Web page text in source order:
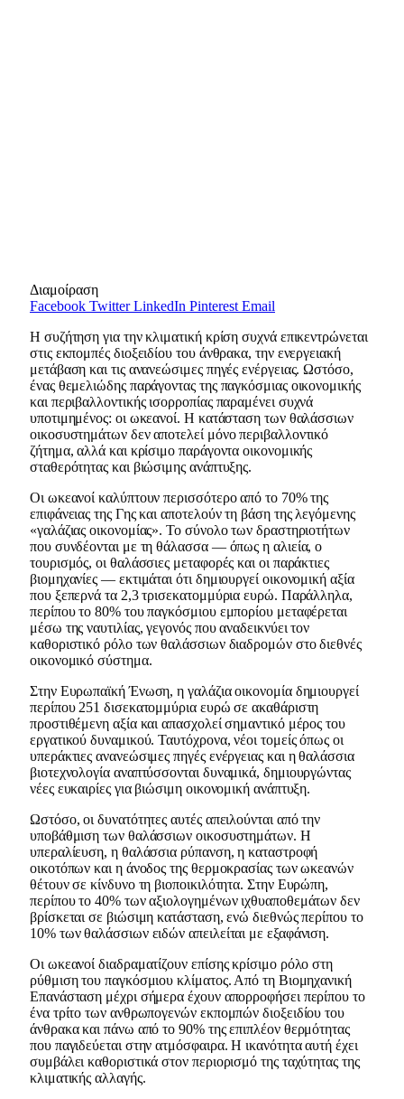
Διαμοίραση
Facebook Twitter LinkedIn Pinterest Email
Η συζήτηση για την κλιματική κρίση συχνά επικεντρώνεται
στις εκπομπές διοξειδίου του άνθρακα, την ενεργειακή
μετάβαση και τις ανανεώσιμες πηγές ενέργειας. Ωστόσο,
ένας θεμελιώδης παράγοντας της παγκόσμιας οικονομικής
και περιβαλλοντικής ισορροπίας παραμένει συχνά
υποτιμημένος: οι ωκεανοί. Η κατάσταση των θαλάσσιων
οικοσυστημάτων δεν αποτελεί μόνο περιβαλλοντικό
ζήτημα, αλλά και κρίσιμο παράγοντα οικονομικής
σταθερότητας και βιώσιμης ανάπτυξης.
Οι ωκεανοί καλύπτουν περισσότερο από το 70% της
επιφάνειας της Γης και αποτελούν τη βάση της λεγόμενης
«γαλάζιας οικονομίας». Το σύνολο των δραστηριοτήτων
που συνδέονται με τη θάλασσα — όπως η αλιεία, ο
τουρισμός, οι θαλάσσιες μεταφορές και οι παράκτιες
βιομηχανίες — εκτιμάται ότι δημιουργεί οικονομική αξία
που ξεπερνά τα 2,3 τρισεκατομμύρια ευρώ. Παράλληλα,
περίπου το 80% του παγκόσμιου εμπορίου μεταφέρεται
μέσω της ναυτιλίας, γεγονός που αναδεικνύει τον
καθοριστικό ρόλο των θαλάσσιων διαδρομών στο διεθνές
οικονομικό σύστημα.
Στην Ευρωπαϊκή Ένωση, η γαλάζια οικονομία δημιουργεί
περίπου 251 δισεκατομμύρια ευρώ σε ακαθάριστη
προστιθέμενη αξία και απασχολεί σημαντικό μέρος του
εργατικού δυναμικού. Ταυτόχρονα, νέοι τομείς όπως οι
υπεράκτιες ανανεώσιμες πηγές ενέργειας και η θαλάσσια
βιοτεχνολογία αναπτύσσονται δυναμικά, δημιουργώντας
νέες ευκαιρίες για βιώσιμη οικονομική ανάπτυξη.
Ωστόσο, οι δυνατότητες αυτές απειλούνται από την
υποβάθμιση των θαλάσσιων οικοσυστημάτων. Η
υπεραλίευση, η θαλάσσια ρύπανση, η καταστροφή
οικοτόπων και η άνοδος της θερμοκρασίας των ωκεανών
θέτουν σε κίνδυνο τη βιοποικιλότητα. Στην Ευρώπη,
περίπου το 40% των αξιολογημένων ιχθυαποθεμάτων δεν
βρίσκεται σε βιώσιμη κατάσταση, ενώ διεθνώς περίπου το
10% των θαλάσσιων ειδών απειλείται με εξαφάνιση.
Οι ωκεανοί διαδραματίζουν επίσης κρίσιμο ρόλο στη
ρύθμιση του παγκόσμιου κλίματος. Από τη Βιομηχανική
Επανάσταση μέχρι σήμερα έχουν απορροφήσει περίπου το
ένα τρίτο των ανθρωπογενών εκπομπών διοξειδίου του
άνθρακα και πάνω από το 90% της επιπλέον θερμότητας
που παγιδεύεται στην ατμόσφαιρα. Η ικανότητα αυτή έχει
συμβάλει καθοριστικά στον περιορισμό της ταχύτητας της
κλιματικής αλλαγής.